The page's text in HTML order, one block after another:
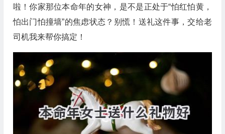
啦！你家那位本命年的女神，是不是正处于“怕红怕黄，
怕出门怕撞墙”的焦虑状态？别慌！送礼这件事，交给老
司机我来帮你搞定！